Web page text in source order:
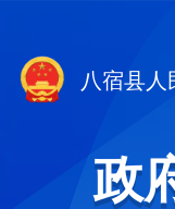
八宿县人
政